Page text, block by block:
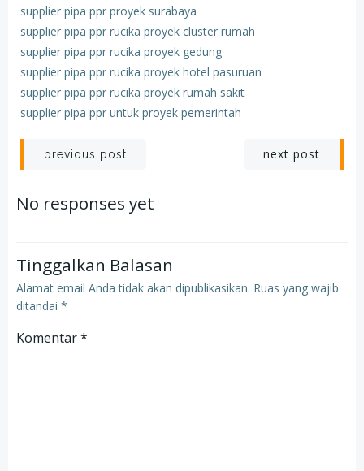
supplier pipa ppr proyek surabaya
supplier pipa ppr rucika proyek cluster rumah
supplier pipa ppr rucika proyek gedung
supplier pipa ppr rucika proyek hotel pasuruan
supplier pipa ppr rucika proyek rumah sakit
supplier pipa ppr untuk proyek pemerintah
Post
navigation
previous post next post
No responses yet
Tinggalkan Balasan
Alamat email Anda tidak akan dipublikasikan. Ruas yang wajib
ditandai *
Komentar*